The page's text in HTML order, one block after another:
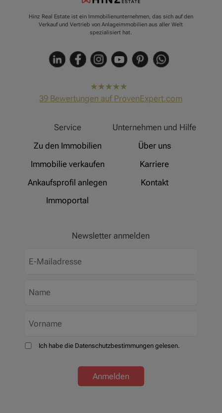
Hinz Real Estate ist ein Immobilienunternehmen, das sich auf den
Verkauf und Vertrieb von Anlageimmobilien aus aller Welt
spezialisiert hat.
hat4,91
von5
39 Bewertungen auf ProvenExpert.com
Service
Zu den Immobilien
Immobilie verkaufen
Ankaufsprofil anlegen
Immoportal
Unternehmen und Hilfe
Über uns
Karriere
Kontakt
Newsletter anmelden
Ich habe die Datenschutzbestimmungen gelesen.
Anmelden